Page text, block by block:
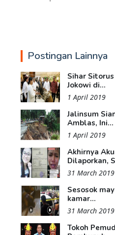
Postingan Lainnya
Sihar
Jokowi di...
1 April 2019
Jalinsum
Amblas, Ini...
1 April 2019
Akhirnya
Dilaporkan,
31 March 2019
Sesosok
kamar...
31 March 2019
Tokoh